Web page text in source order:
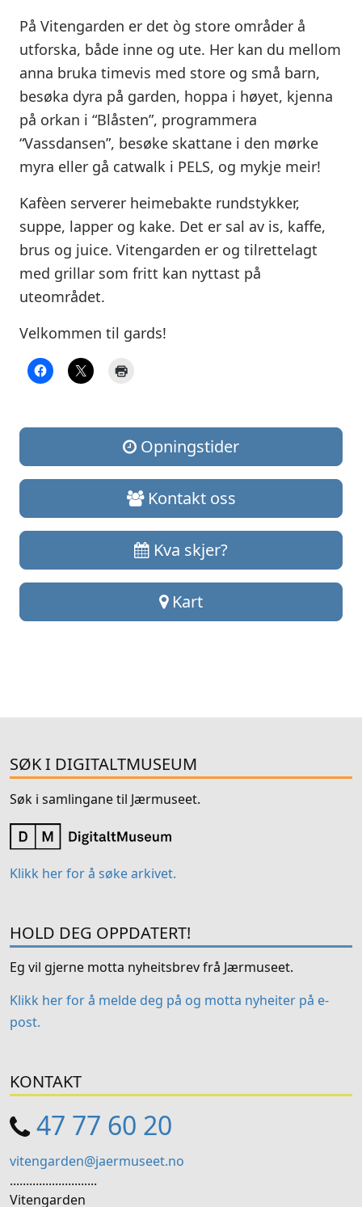
På Vitengarden er det òg store områder å
utforska, både inne og ute. Her kan du mellom
anna bruka timevis med store og små barn,
besøka dyra på garden, hoppa i høyet, kjenna
på orkan i “Blåsten”, programmera
“Vassdansen”, besøke skattane i den mørke
myra eller gå catwalk i PELS, og mykje meir!
Kafèen serverer heimebakte rundstykker,
suppe, lapper og kake. Det er sal av is, kaffe,
brus og juice. Vitengarden er og tilrettelagt
med grillar som fritt kan nyttast på
uteområdet.
Velkommen til gards!
Opningstider
Kontakt oss
Kva skjer?
Kart
SØK I DIGITALTMUSEUM
Søk i samlingane til Jærmuseet.
Klikk her for å søke arkivet.
HOLD DEG OPPDATERT!
Eg vil gjerne motta nyheitsbrev frå Jærmuseet.
Klikk her for å melde deg på og motta nyheiter på e-
post.
KONTAKT
47 77 60 20
vitengarden@jaermuseet.no
...........................
Vitengarden